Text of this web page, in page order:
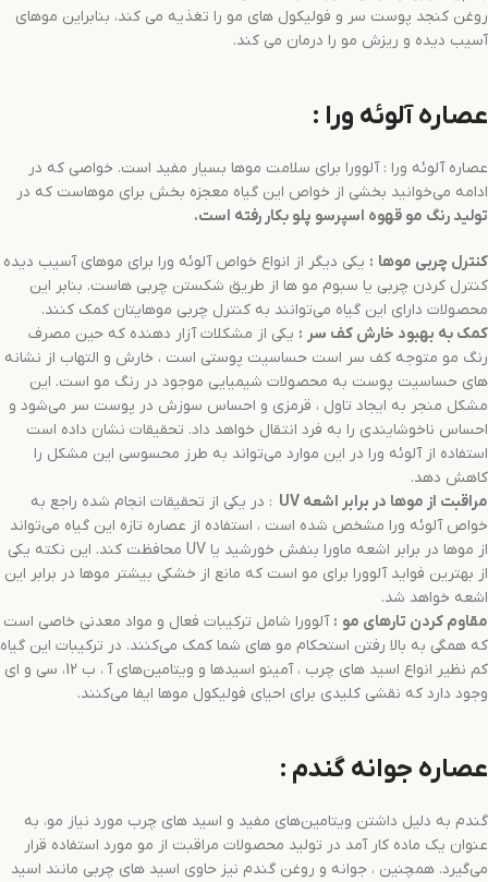
روغن کنجد پوست سر و فولیکول های مو را تغذیه می کند، بنابراین موهای
آسیب دیده و ریزش مو را درمان می کند.
عصاره آلوئه ورا :
عصاره آلوئه ورا : آلوورا برای سلامت موها بسیار مفید است. خواصی که در
ادامه می‌خوانید بخشی از خواص این گیاه معجزه بخش برای موهاست که در
تولید رنگ مو قهوه اسپرسو پلو بکار رفته است.
کنترل چربی موها : یکی دیگر از انواع خواص آلوئه ورا برای موهای آسیب دیده
کنترل کردن چربی یا سبوم مو ها از طریق شکستن چربی هاست. بنابر این
محصولات دارای این گیاه می‌توانند به کنترل چربی موهایتان کمک کنند.
کمک به بهبود خارش کف سر : یکی از مشکلات آزار دهنده که حین مصرف
رنگ مو متوجه کف سر است حساسیت پوستی است ، خارش و التهاب از نشانه
های حساسیت پوست به محصولات شیمیایی موجود در رنگ مو است. این
مشکل منجر به ایجاد تاول ، قرمزی و احساس سوزش در پوست سر می‌شود و
احساس ناخوشایندی را به فرد انتقال خواهد داد. تحقیقات نشان داده است
استفاده از آلوئه ورا در این موارد می‌تواند به طرز محسوسی این مشکل را
کاهش دهد.
مراقبت از موها در برابر اشعه UV : در یکی از تحقیقات انجام شده راجع به
خواص آلوئه ورا مشخص شده است ، استفاده از عصاره تازه این گیاه می‌تواند
از موها در برابر اشعه ماورا بنفش خورشید یا UV محافظت کند. این نکته یکی
از بهترین فواید آلوورا برای مو است که مانع از خشکی بیشتر موها در برابر این
اشعه خواهد شد.
مقاوم کردن تارهای مو : آلوورا شامل ترکیبات فعال و مواد معدنی خاصی است
که همگی به بالا رفتن استحکام مو های شما کمک می‌کنند. در ترکیبات این گیاه
کم نظیر انواع اسید های چرب ، آمینو اسیدها و ویتامین‌های آ ، ب 12، سی و ای
وجود دارد که نقشی کلیدی برای احیای فولیکول موها ایفا می‌کنند.
عصاره جوانه گندم :
گندم به دلیل داشتن ویتامین‌های مفید و اسید های چرب مورد نیاز مو، به
عنوان یک ماده کار آمد در تولید محصولات مراقبت از مو مورد استفاده قرار
می‌گیرد. همچنین ، جوانه و روغن گندم نیز حاوی اسید های چربی مانند اسید